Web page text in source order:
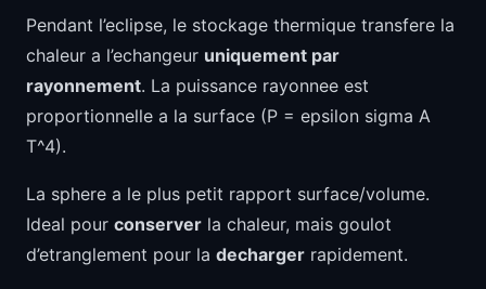
Pendant l’eclipse, le stockage thermique transfere la
chaleur a l’echangeur uniquement par
rayonnement. La puissance rayonnee est
proportionnelle a la surface (P = epsilon sigma A
T^4).
La sphere a le plus petit rapport surface/volume.
Ideal pour conserver la chaleur, mais goulot
d’etranglement pour la decharger rapidement.